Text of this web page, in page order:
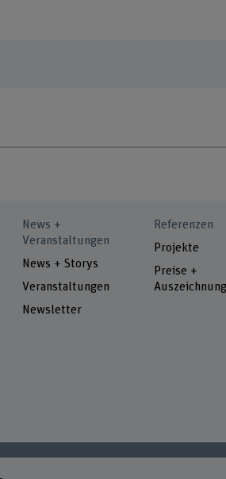
News +
Veranstaltungen
News + Storys
Veranstaltungen
Newsletter
Referenzen
Projekte
Preise +